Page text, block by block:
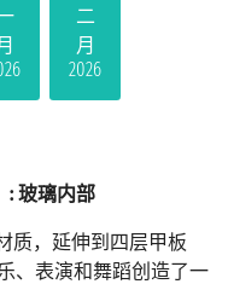
二
月
2026
: 玻璃内部
质，延伸到四层甲板
、表演和舞蹈创造了一